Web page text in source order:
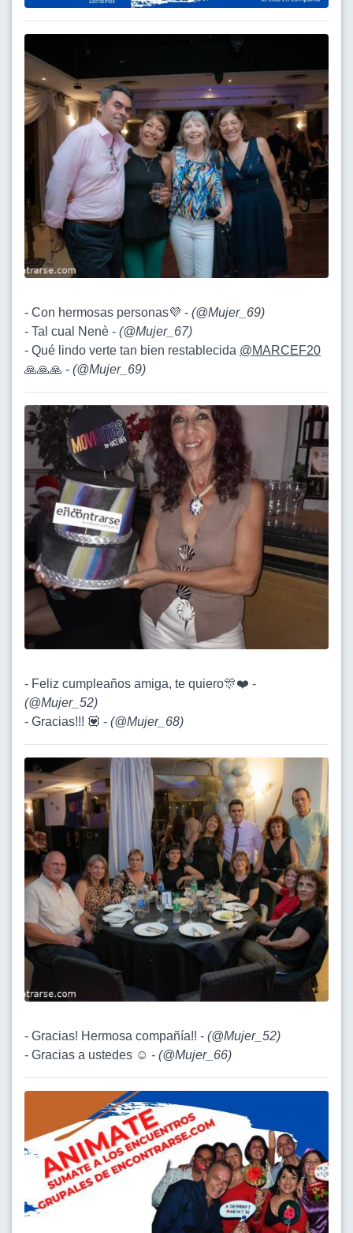
- Con hermosas personas💜 - (@Mujer_69)
- Tal cual Nenè - (@Mujer_67)
- Qué lindo verte tan bien restablecida @MARCEF20
🙏🙏🙏 - (@Mujer_69)
- Feliz cumpleaños amiga, te quiero🎊❤️ -
(@Mujer_52)
- Gracias!!! 💟 - (@Mujer_68)
- Gracias! Hermosa compañía!! - (@Mujer_52)
- Gracias a ustedes ☺️ - (@Mujer_66)